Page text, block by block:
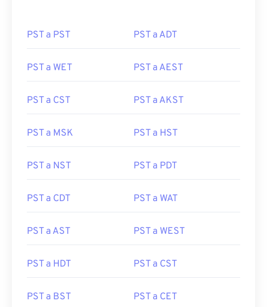
PST a PST PST a ADT
PST a WET PST a AEST
PST a CST PST a AKST
PST a MSK PST a HST
PST a NST PST a PDT
PST a CDT PST a WAT
PST a AST PST a WEST
PST a HDT PST a CST
PST a BST PST a CET